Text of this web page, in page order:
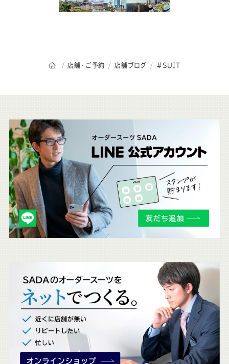
オーダースーツSADAのトップページ
店舗・ご予約 店舗ブログ SUIT
こ
ち
ら
も
チ
ェ